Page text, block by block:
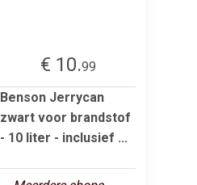
€ 10.99
Benson Jerrycan
zwart voor brandstof
- 10 liter - inclusief ...